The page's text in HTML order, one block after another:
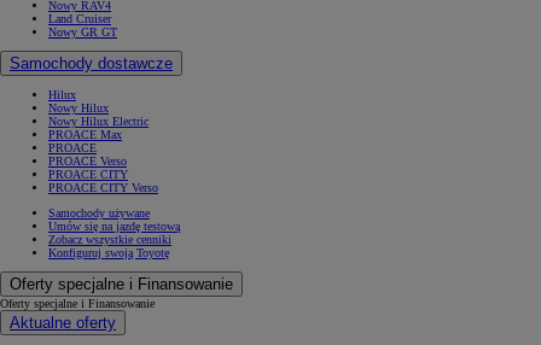
Nowy RAV4
Land Cruiser
Nowy GR GT
Samochody dostawcze
Hilux
Nowy Hilux
Nowy Hilux Electric
PROACE Max
PROACE
PROACE Verso
PROACE CITY
PROACE CITY Verso
Samochody używane
Umów się na jazdę testową
Zobacz wszystkie cenniki
Konfiguruj swoją Toyotę
Oferty specjalne i Finansowanie
Oferty specjalne i Finansowanie
Aktualne oferty